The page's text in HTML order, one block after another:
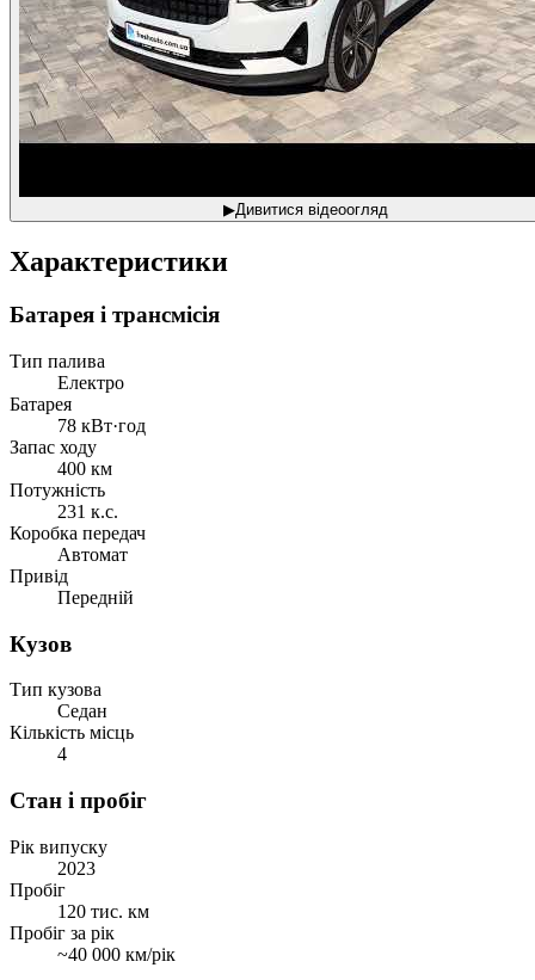
▶Дивитися відеоогляд
Характеристики
Батарея і трансмісія
Тип палива
Електро
Батарея
78 кВт·год
Запас ходу
400 км
Потужність
231 к.с.
Коробка передач
Автомат
Привід
Передній
Кузов
Тип кузова
Седан
Кількість місць
4
Стан і пробіг
Рік випуску
2023
Пробіг
120 тис. км
Пробіг за рік
~40 000 км/рік